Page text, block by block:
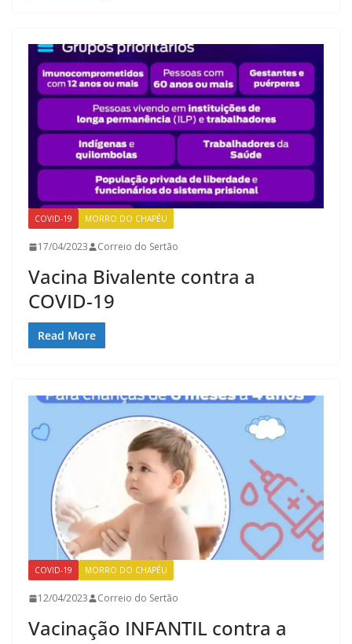
COVID-19 MORRO DO CHAPÉU
17/04/2023 Correio do Sertão
Vacina Bivalente contra a
COVID-19
Read More
COVID-19 MORRO DO CHAPÉU
12/04/2023 Correio do Sertão
Vacinação INFANTIL contra a